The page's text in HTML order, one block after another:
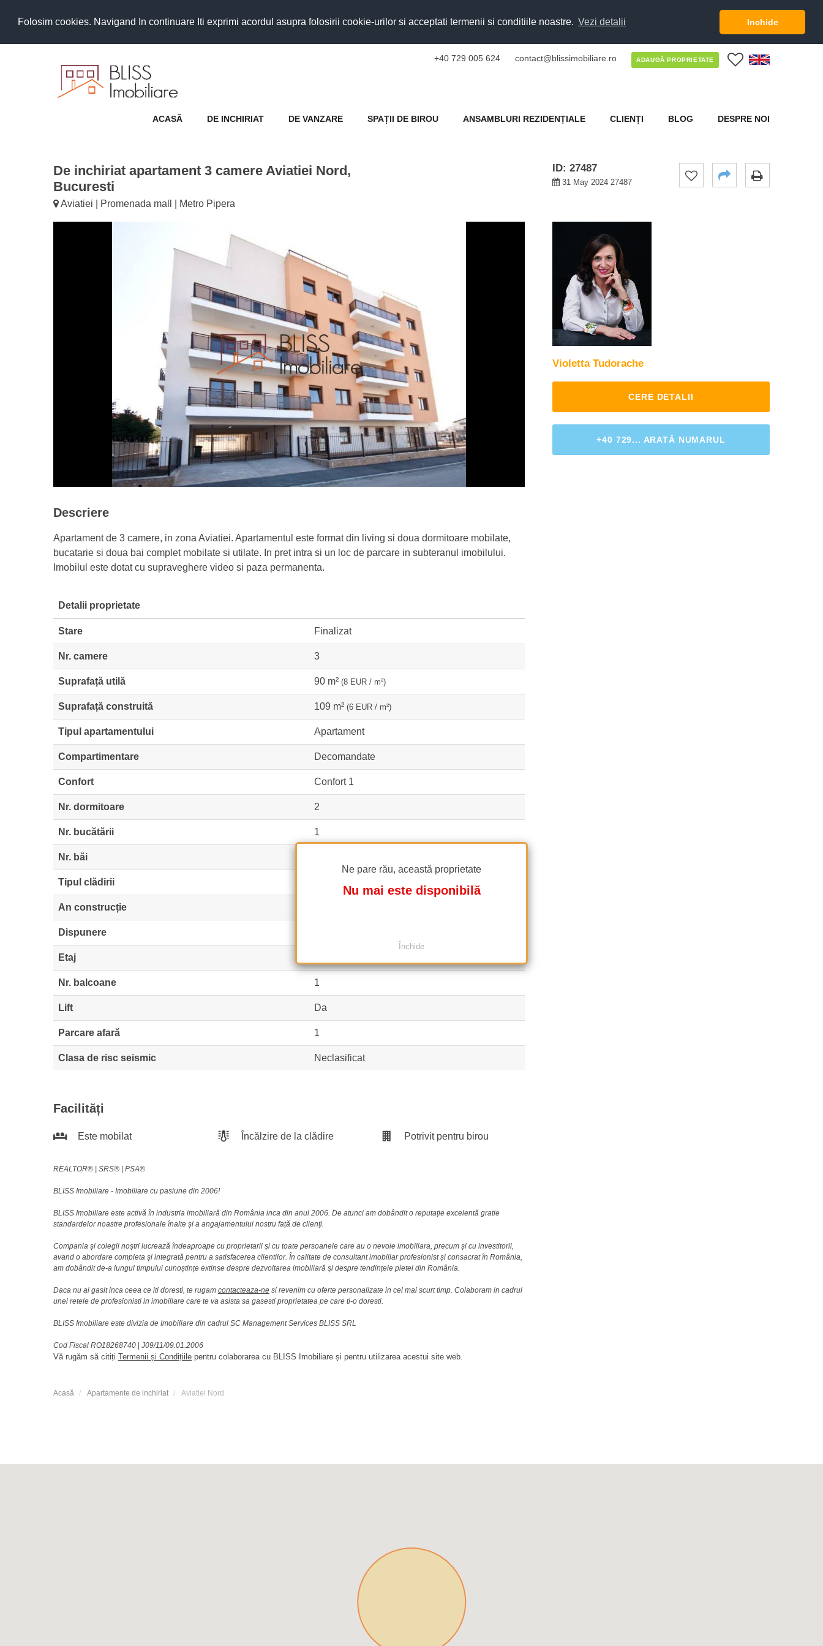
Folosim cookies. Navigand In continuare Iti exprimi acordul asupra folosirii cookie-urilor si acceptati termenii si conditiile noastre. Vezi detalii Inchide
+40 729 005 624 contact@blissimobiliare.ro ADAUGĂ PROPRIETATE
ACASĂ DE INCHIRIAT DE VANZARE SPAȚII DE BIROU ANSAMBLURI REZIDENȚIALE CLIENȚI BLOG DESPRE NOI
De inchiriat apartament 3 camere Aviatiei Nord,
Bucuresti
Aviatiei | Promenada mall | Metro Pipera
ID: 27487
31 May 2024 27487
Ne pare rău, această proprietate
Nu mai este disponibilă
Închide
Descriere
Apartament de 3 camere, in zona Aviatiei. Apartamentul este format din living si doua dormitoare mobilate,
bucatarie si doua bai complet mobilate si utilate. In pret intra si un loc de parcare in subteranul imobilului.
Imobilul este dotat cu supraveghere video si paza permanenta.
Detalii proprietate
Stare Finalizat
Nr. camere 3
Suprafață utilă 90 m² (8 EUR / m²)
Suprafață construită 109 m² (6 EUR / m²)
Tipul apartamentului Apartament
Compartimentare Decomandate
Confort Confort 1
Nr. dormitoare 2
Nr. bucătării 1
Nr. băi
Tipul clădirii
An construcție
Dispunere
Etaj
Nr. balcoane 1
Lift Da
Parcare afară 1
Clasa de risc seismic Neclasificat
Facilități
Este mobilat Încălzire de la clădire Potrivit pentru birou
REALTOR®️ | SRS®️ | PSA®️
BLISS Imobiliare - Imobiliare cu pasiune din 2006!
BLISS Imobiliare este activă în industria imobiliară din România inca din anul 2006. De atunci am dobândit o reputație excelentă gratie
standardelor noastre profesionale înalte și a angajamentului nostru față de clienți.
Compania și colegii noștri lucrează îndeaproape cu proprietarii și cu toate persoanele care au o nevoie imobiliara, precum și cu investitorii,
avand o abordare completa și integrată pentru a satisfacerea clientilor. În calitate de consultant imobiliar profesionist și consacrat în România,
am dobândit de-a lungul timpului cunoștințe extinse despre dezvoltarea imobiliară și despre tendințele pietei din România.
Daca nu ai gasit inca ceea ce iti doresti, te rugam contacteaza-ne si revenim cu oferte personalizate in cel mai scurt timp. Colaboram in cadrul
unei retele de profesionisti in imobiliare care te va asista sa gasesti proprietatea pe care ti-o doresti.
BLISS Imobiliare este divizia de Imobiliare din cadrul SC Management Services BLISS SRL
Cod Fiscal RO18268740 | J09/11/09.01.2006
Vă rugăm să citiți Termenii și Condițiile pentru colaborarea cu BLISS Imobiliare și pentru utilizarea acestui site web.
Acasă Apartamente de inchiriat Aviatiei Nord
Violetta Tudorache
CERE DETALII
+40 729... ARATĂ NUMARUL